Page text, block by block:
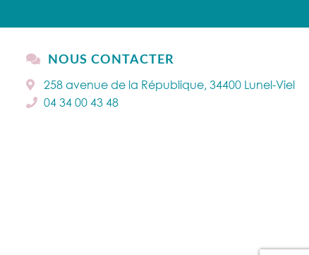
NOUS CONTACTER
258 avenue de la République, 34400 Lunel-Viel
04 34 00 43 48